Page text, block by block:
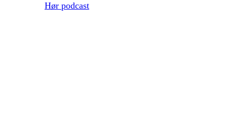
Hør podcast